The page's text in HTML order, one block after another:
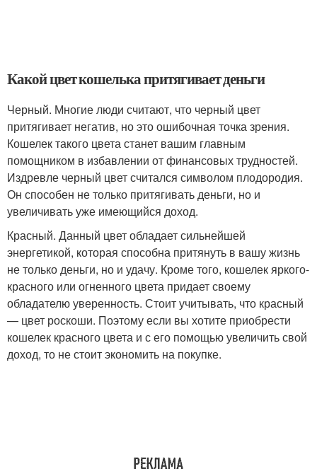
Какой цвет кошелька притягивает деньги
Черный. Многие люди считают, что черный цвет
притягивает негатив, но это ошибочная точка зрения.
Кошелек такого цвета станет вашим главным
помощником в избавлении от финансовых трудностей.
Издревле черный цвет считался символом плодородия.
Он способен не только притягивать деньги, но и
увеличивать уже имеющийся доход.
Красный. Данный цвет обладает сильнейшей
энергетикой, которая способна притянуть в вашу жизнь
не только деньги, но и удачу. Кроме того, кошелек яркого-
красного или огненного цвета придает своему
обладателю уверенность. Стоит учитывать, что красный
— цвет роскоши. Поэтому если вы хотите приобрести
кошелек красного цвета и с его помощью увеличить свой
доход, то не стоит экономить на покупке.